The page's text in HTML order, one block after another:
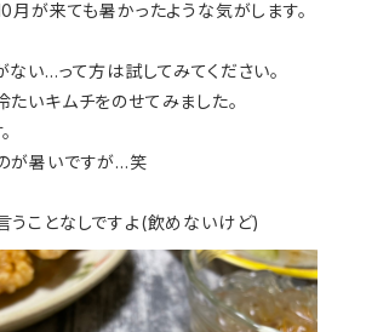
月が来ても暑かったような気がします。
い…って方は試してみてください。
いキムチをのせてみました。
が暑いですが…笑
うことなしですよ(飲めないけど)